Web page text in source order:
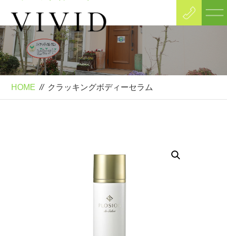
Product
クラッキングボディーセラム
HOME // クラッキングボディーセラム